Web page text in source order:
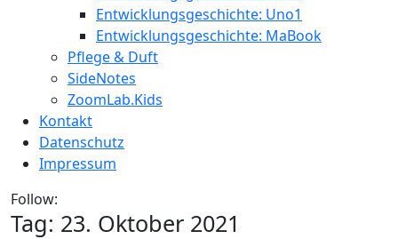
Entwicklungsgeschichte: Uno1
Entwicklungsgeschichte: MaBook
Pflege & Duft
SideNotes
ZoomLab.Kids
Kontakt
Datenschutz
Impressum
Follow:
Tag: 23. Oktober 2021